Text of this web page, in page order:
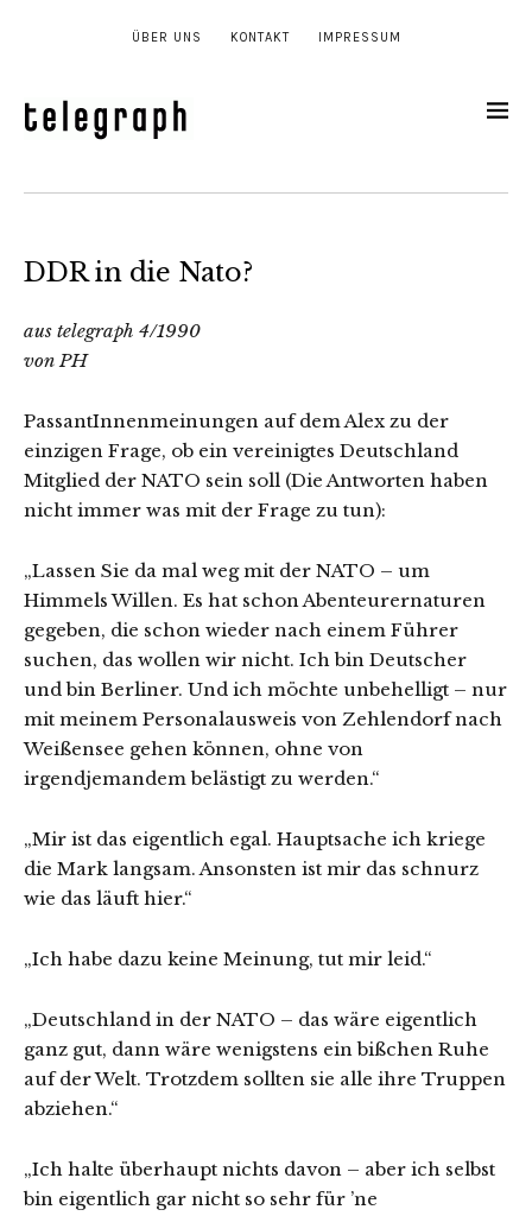
ÜBER UNS KONTAKT IMPRESSUM
DDR in die Nato?
aus telegraph 4/1990
von PH
PassantInnenmeinungen auf dem Alex zu der
einzigen Frage, ob ein vereinigtes Deutschland
Mitglied der NATO sein soll (Die Antworten haben
nicht immer was mit der Frage zu tun):
„Lassen Sie da mal weg mit der NATO – um
Himmels Willen. Es hat schon Abenteurernaturen
gegeben, die schon wieder nach einem Führer
suchen, das wollen wir nicht. Ich bin Deutscher
und bin Berliner. Und ich möchte unbehelligt – nur
mit meinem Personalausweis von Zehlendorf nach
Weißensee gehen können, ohne von
irgendjemandem belästigt zu werden.“
„Mir ist das eigentlich egal. Hauptsache ich kriege
die Mark langsam. Ansonsten ist mir das schnurz
wie das läuft hier.“
„Ich habe dazu keine Meinung, tut mir leid.“
„Deutschland in der NATO – das wäre eigentlich
ganz gut, dann wäre wenigstens ein bißchen Ruhe
auf der Welt. Trotzdem sollten sie alle ihre Truppen
abziehen.“
„Ich halte überhaupt nichts davon – aber ich selbst
bin eigentlich gar nicht so sehr für ’ne